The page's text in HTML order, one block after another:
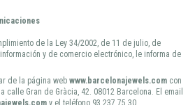
de la Ley 34/2002, de 11 de julio, de
y de comercio electrónico, le informa de
de la página web www.barcelonajewels.com con
calle Gran de Gràcia, 42. 08012 Barcelona. El email
y el teléfono 93 237 75 30.